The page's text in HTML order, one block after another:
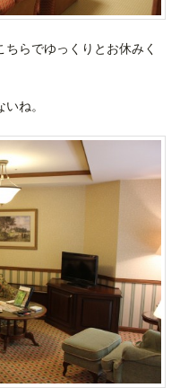
らでゆっくりとお休みく
ね。